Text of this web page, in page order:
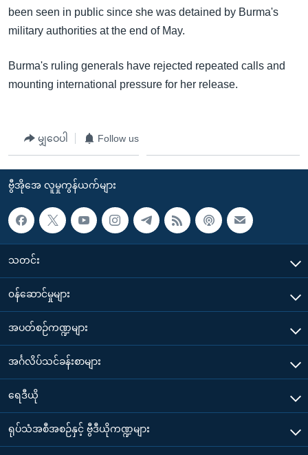
been seen in public since she was detained by Burma's
military authorities at the end of May.
Burma's ruling generals have rejected repeated calls and
mounting international pressure for her release.
မျှဝေပါ Follow us
ဗွီအိုအေ လူမှုကွန်ယက်များ
သတင်း
၀န်ဆောင်မှုများ
အပတ်စဉ်ကဏ္ဍများ
အင်္ဂလိပ်သင်ခန်းစာများ
ရေဒီယို
ရုပ်သံအစီအစဉ်နှင့် ဗွီဒီယိုကဏ္ဍများ